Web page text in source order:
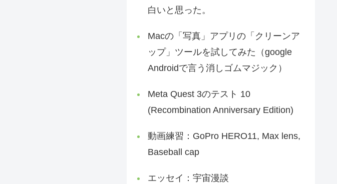
白いと思った。
Macの「写真」アプリの「クリーンア
ップ」ツールを試してみた（google
Androidで言う消しゴムマジック）
Meta Quest 3のテスト 10
(Recombination Anniversary Edition)
動画練習：GoPro HERO11, Max lens,
Baseball cap
エッセイ：宇宙漫談